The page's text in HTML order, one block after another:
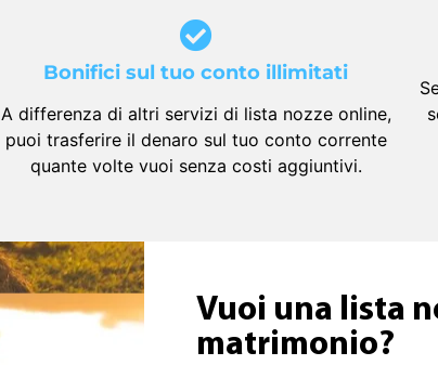
Bonifici sul tuo conto illimitati
A differenza di altri servizi di lista nozze online,
puoi trasferire il denaro sul tuo conto corrente
quante volte vuoi senza costi aggiuntivi.
Vuoi una lista
matrimonio?